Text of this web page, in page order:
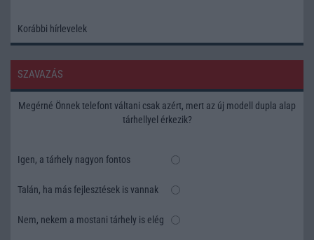
Korábbi hírlevelek
SZAVAZÁS
Megérné Önnek telefont váltani csak azért, mert az új modell dupla alap
tárhellyel érkezik?
Igen, a tárhely nagyon fontos
Talán, ha más fejlesztések is vannak
Nem, nekem a mostani tárhely is elég